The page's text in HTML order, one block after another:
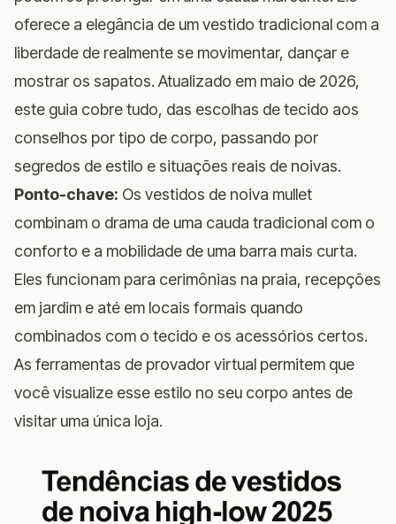
oferece a elegância de um vestido tradicional com a
liberdade de realmente se movimentar, dançar e
mostrar os sapatos. Atualizado em maio de 2026,
este guia cobre tudo, das escolhas de tecido aos
conselhos por tipo de corpo, passando por
segredos de estilo e situações reais de noivas.
Ponto-chave: Os vestidos de noiva mullet
combinam o drama de uma cauda tradicional com o
conforto e a mobilidade de uma barra mais curta.
Eles funcionam para cerimônias na praia, recepções
em jardim e até em locais formais quando
combinados com o tecido e os acessórios certos.
As ferramentas de provador virtual permitem que
você visualize esse estilo no seu corpo antes de
visitar uma única loja.